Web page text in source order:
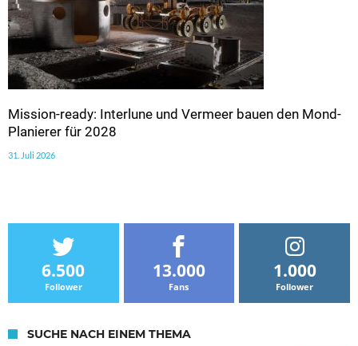
Mission-ready: Interlune und Vermeer bauen den Mond-
Planierer für 2028
31. Juli 2026
6.500
Follower
13.000
Fans
1.000
Follower
SUCHE NACH EINEM THEMA